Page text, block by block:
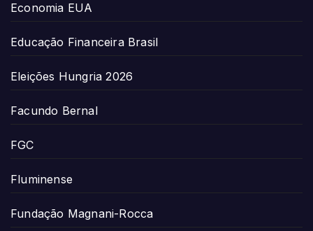
Economia EUA
Educação Financeira Brasil
Eleições Hungria 2026
Facundo Bernal
FGC
Fluminense
Fundação Magnani-Rocca